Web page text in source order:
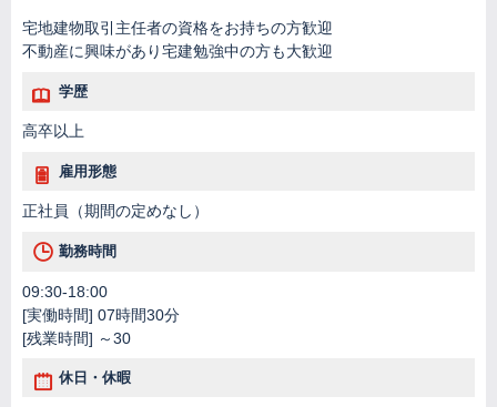
宅地建物取引主任者の資格をお持ちの方歓迎
不動産に興味があり宅建勉強中の方も大歓迎
学歴
高卒以上
雇用形態
正社員（期間の定めなし）
勤務時間
09:30-18:00
[実働時間] 07時間30分
[残業時間] ～30
休日・休暇